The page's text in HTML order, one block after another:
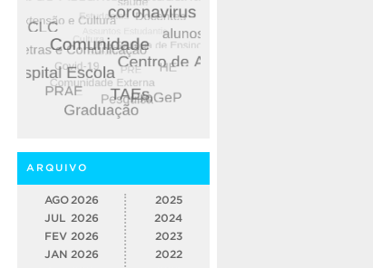
ARQUIVO
AGO 2026
JUL 2026
FEV 2026
JAN 2026
2025
2024
2023
2022